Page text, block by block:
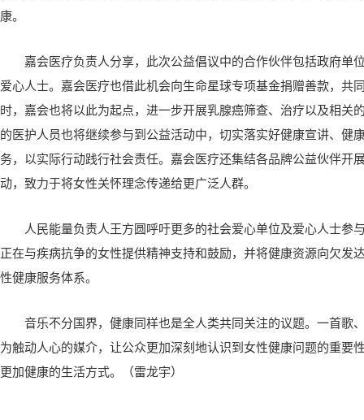
康。
嘉会医疗负责人分享，此次公益倡议中的合作伙伴包括政府单
爱心人士。嘉会医疗也借此机会向生命星球专项基金捐赠善款，共
时，嘉会也将以此为起点，进一步开展乳腺癌筛查、治疗以及相关
的医护人员也将继续参与到公益活动中，切实落实好健康宣讲、健
务，以实际行动践行社会责任。嘉会医疗还集结各品牌公益伙伴开
动，致力于将女性关怀理念传递给更广泛人群。
人民能量负责人王方圆呼吁更多的社会爱心单位及爱心人士参
正在与疾病抗争的女性提供精神支持和鼓励，并将健康资源向欠发
性健康服务体系。
音乐不分国界，健康同样也是全人类共同关注的议题。一首歌
为触动人心的媒介，让公众更加深刻地认识到女性健康问题的重要
更加健康的生活方式。（雷龙宇）